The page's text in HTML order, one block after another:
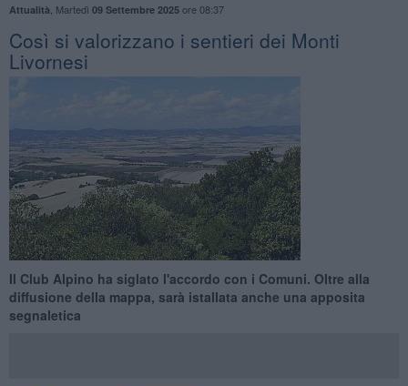
Attualità Martedì 09 Settembre 2025ore 08:37
Così si valorizzano i sentieri dei Monti
Livornesi
Il Club Alpino ha siglato l'accordo con i Comuni. Oltre alla
diffusione della mappa, sarà istallata anche una apposita
segnaletica